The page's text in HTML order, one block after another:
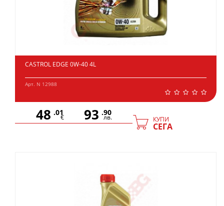
CASTROL EDGE 0W-40 4L
Арт. N 12988
48 .01
€ 93 .90
лв. КУПИ
СЕГА